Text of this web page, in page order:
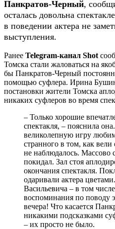
Панкратов-Черный,
осталась довольна
в поведении актера не
выступления.
Ранее Telegram-канал Shot
Томска стали жаловаться на
бы Панкратов-Черный
помощью суфлера. Ирина
постановки жители Томска
никаких суфлеров во время
– Только хорошие
спектакля, – пояснила
великолепную игру
странного в том, как
не наблюдалось. Массово
покидал. Зал стоя
окончания спектакля.
одаривали актера
Васильевича – в том
воспоминания по поводу
вечера! Что касается
никакими подсказками
– их просто не было.